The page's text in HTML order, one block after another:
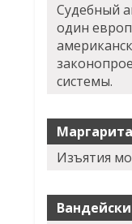
Судебный
один
системы.
Маргарита
Изъятия